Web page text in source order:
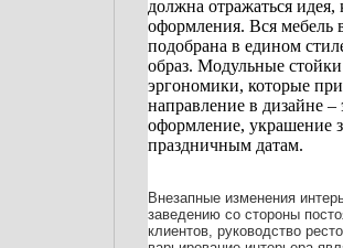
должна отражаться идея,
оформления. Вся мебель
подобрана в едином
образ. Модульные
эргономики, которые
направление в дизайне –
оформление, украшение
праздничным датам.
Внезапные изменения
заведению со стороны
клиентов, руководство